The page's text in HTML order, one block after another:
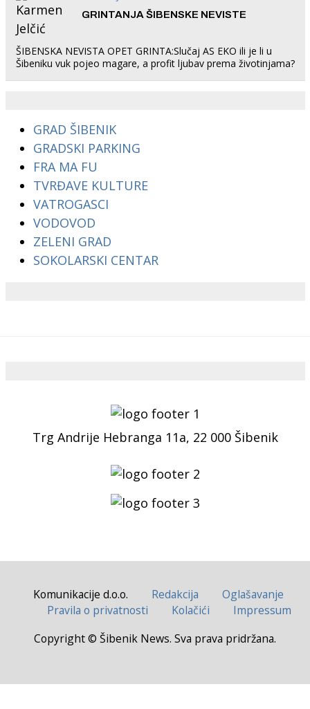
GRINTANJA ŠIBENSKE NEVISTE
ŠIBENSKA NEVISTA OPET GRINTA:Slučaj AS EKO ili je li u
Šibeniku vuk pojeo magare, a profit ljubav prema životinjama?
GRAD ŠIBENIK
GRADSKI PARKING
FRA MA FU
TVRĐAVE KULTURE
VATROGASCI
VODOVOD
ZELENI GRAD
SOKOLARSKI CENTAR
Trg Andrije Hebranga 11a, 22 000 Šibenik
Komunikacije d.o.o. Redakcija
Oglašavanje
Pravila o privatnosti
Kolačići
Impressum
Copyright © Šibenik News. Sva prava pridržana.